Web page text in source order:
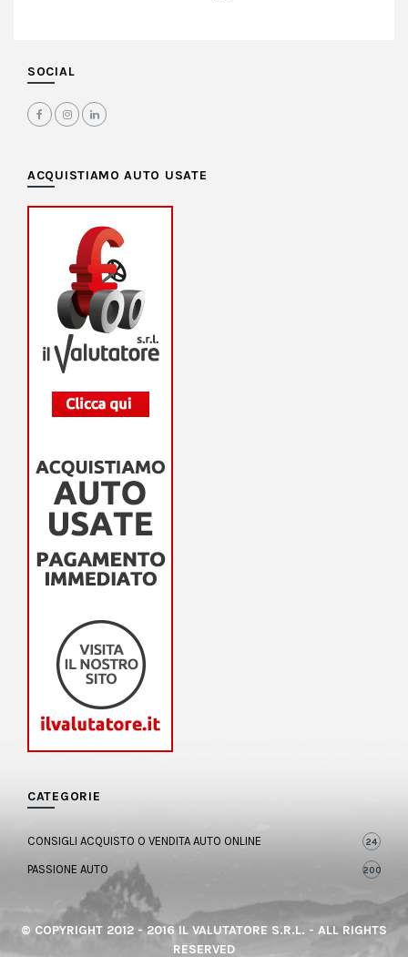
SOCIAL
ACQUISTIAMO AUTO USATE
CATEGORIE
CONSIGLI ACQUISTO O VENDITA AUTO ONLINE 24
PASSIONE AUTO 200
© COPYRIGHT 2012 - 2016 IL VALUTATORE S.R.L. - ALL RIGHTS
RESERVED